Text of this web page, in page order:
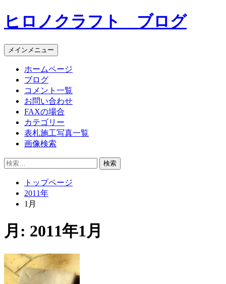
コ
ン
ン
ツ
ヒロノクラフト ブログ
メインメニュー
ホームページ
ブログ
コメント一覧
お問い合わせ
FAXの場合
カテゴリー
表札施工写真一覧
画像検索
検
トップページ
2011年
1月
月: 2011年1月